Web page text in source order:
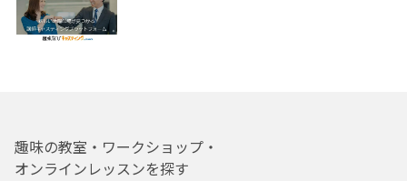
趣味の教室・ワークショップ・
オンラインレッスンを探す